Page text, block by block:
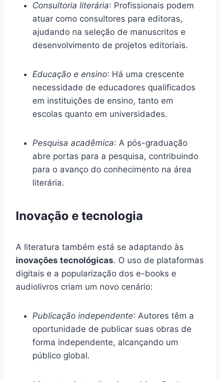
Consultoria literária: Profissionais podem
atuar como consultores para editoras,
ajudando na seleção de manuscritos e
desenvolvimento de projetos editoriais.
Educação e ensino: Há uma crescente
necessidade de educadores qualificados
em instituições de ensino, tanto em
escolas quanto em universidades.
Pesquisa acadêmica: A pós-graduação
abre portas para a pesquisa, contribuindo
para o avanço do conhecimento na área
literária.
Inovação e tecnologia
A literatura também está se adaptando às
inovações tecnológicas. O uso de plataformas
digitais e a popularização dos e-books e
audiolivros criam um novo cenário:
Publicação independente: Autores têm a
oportunidade de publicar suas obras de
forma independente, alcançando um
público global.